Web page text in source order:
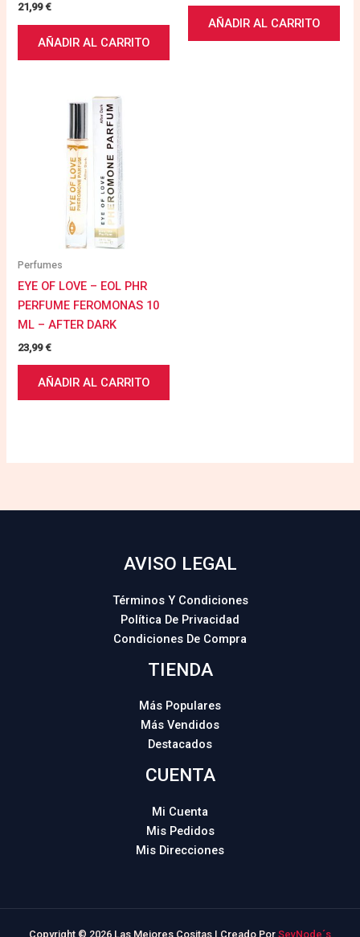
21,99€
AÑADIR AL CARRITO
AÑADIR AL CARRITO
Perfumes
EYE OF LOVE – EOL PHR
PERFUME FEROMONAS 10
ML – AFTER DARK
23,99€
AÑADIR AL CARRITO
AVISO LEGAL
Términos Y Condiciones
Política De Privacidad
Condiciones De Compra
TIENDA
Más Populares
Más Vendidos
Destacados
CUENTA
Mi Cuenta
Mis Pedidos
Mis Direcciones
Copyright © 2026 Las Mejores Cositas | Creado Por SevNode´s